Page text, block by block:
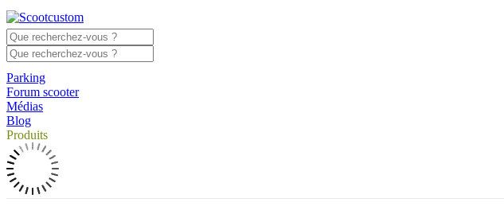
Parking
Forum scooter
Médias
Blog
Produits